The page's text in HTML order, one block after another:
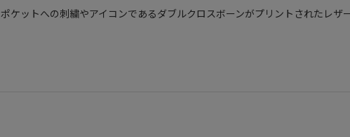
ケットへの刺繍やアイコンであるダブルクロスボーンがプリントされたレザ